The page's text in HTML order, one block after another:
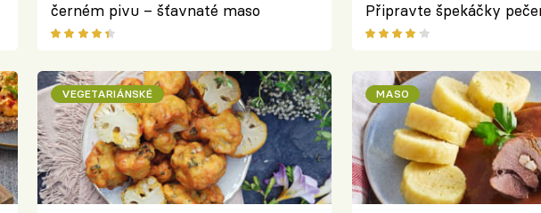
černém pivu – šťavnaté maso
připravené na grilu
Připravte špekáčky
černém pivu s paprikou a
VEGETARIÁNSKÉ MASO